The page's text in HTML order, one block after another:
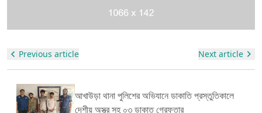
উল ইসলামের সাথে তিনি আমাদেরকে জানিয়েছেন জনগণের জানমালের দায়িত্ব পুলিশের সেই
থানা পুলিশ। এই ধারাবাহিকতা বজায় রাখার জন্য আমরা নিরলস ভাবে কাজ করে যাচ্ছি চুরি
অভিযান অব্যাহত থাকবে।
Previous article Next article
আখাউড়া থানা পুলিশের অভিযানে ডাকাতি প্রস্তুতিকালে
দেশীয় অস্ত্র সহ ০৩ ডাকাত গ্রেফতার